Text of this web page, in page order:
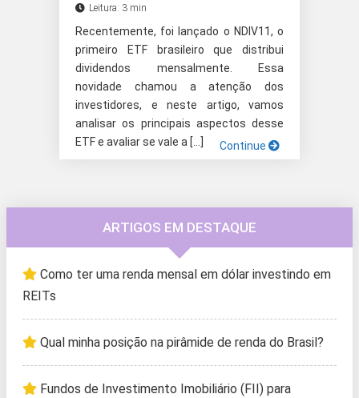
Leitura: 3 min
Recentemente, foi lançado o NDIV11, o
primeiro ETF brasileiro que distribui
dividendos mensalmente. Essa
novidade chamou a atenção dos
investidores, e neste artigo, vamos
analisar os principais aspectos desse
ETF e avaliar se vale a […]
Continue
ARTIGOS EM DESTAQUE
Como ter uma renda mensal em dólar investindo em
REITs
Qual minha posição na pirâmide de renda do Brasil?
Fundos de Investimento Imobiliário (FII) para